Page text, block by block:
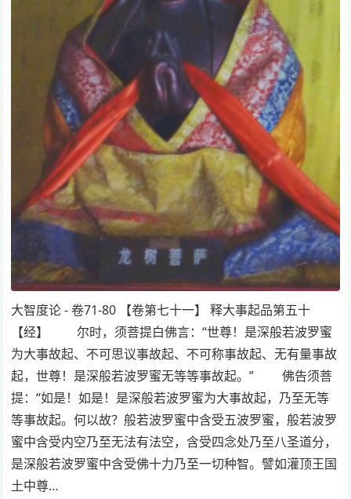
大智度论 - 卷71-80 【卷第七十一】 释大事起品第五十
【经】 尔时，须菩提白佛言：“世尊！是深般若波罗蜜
为大事故起、不可思议事故起、不可称事故起、无有量事故
起，世尊！是深般若波罗蜜无等等事故起。” 佛告须菩
提：“如是！如是！是深般若波罗蜜为大事故起，乃至无等
等事故起。何以故？般若波罗蜜中含受五波罗蜜，般若波罗
蜜中含受内空乃至无法有法空，含受四念处乃至八圣道分，
是深般若波罗蜜中含受佛十力乃至一切种智。譬如灌顶王国
土中尊…